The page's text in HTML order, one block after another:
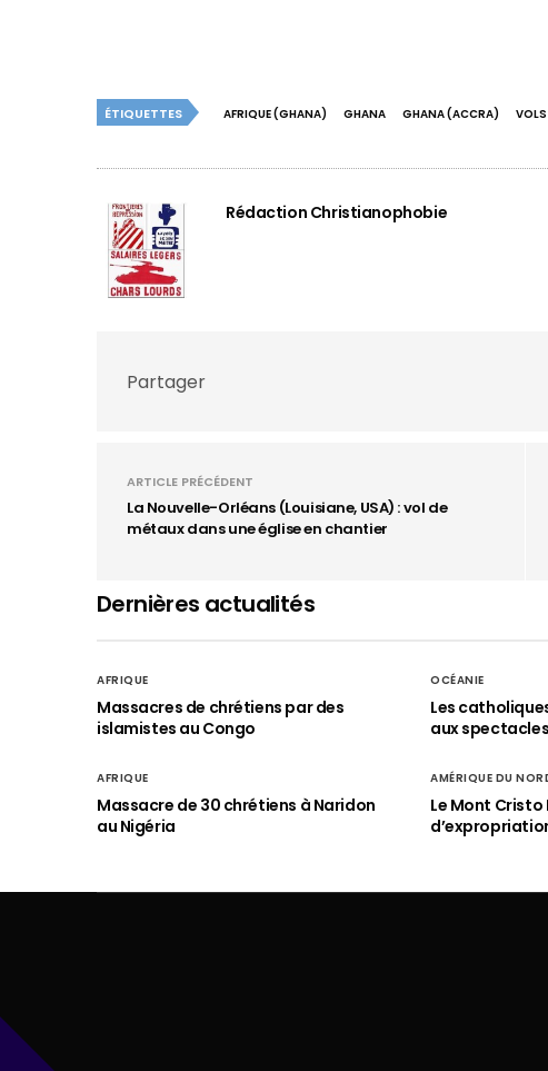
ÉTIQUETTES AFRIQUE (GHANA) GHANA GHANA (ACCRA) VOLS
Rédaction Christianophobie
Partager
ARTICLE PRÉCÉDENT
La Nouvelle-Orléans (Louisiane, USA) : vol de
métaux dans une église en chantier
Dernières actualités
AFRIQUE
Massacres de chrétiens par des
islamistes au Congo
OCÉANIE
Les
aux
AFRIQUE
Massacre de 30 chrétiens à Naridon
au Nigéria
AMÉRIQUE DU
Le Mont Cristo